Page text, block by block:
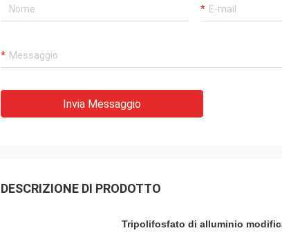
Invia Messaggio
DESCRIZIONE DI PRODOTTO
Tripolifosfato di alluminio